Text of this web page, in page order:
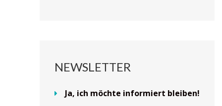
NEWSLETTER
Ja, ich möchte informiert bleiben!